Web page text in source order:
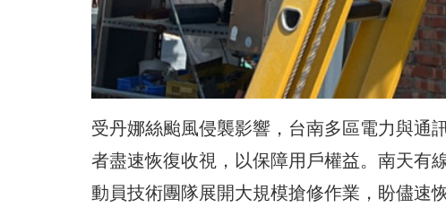
受丹娜絲颱風侵襲影響，台南多區電力與通
者盡速恢復收視，以保障用戶權益。南天有
動員技術團隊展開大規模搶修作業，盼儘速